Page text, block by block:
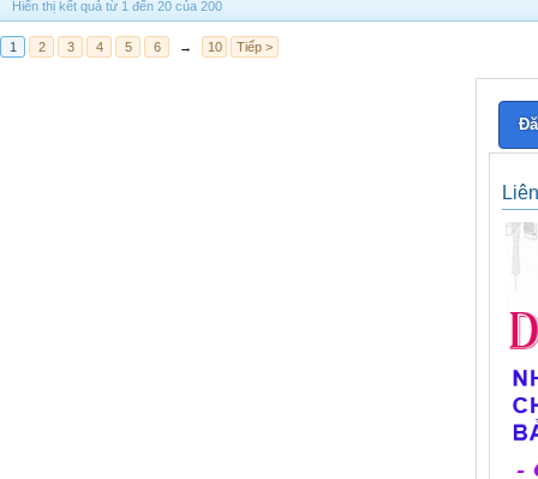
Hiển thị kết quả từ 1 đến 20 của 200
1 2 3 4 5 6 → 10 Tiếp >